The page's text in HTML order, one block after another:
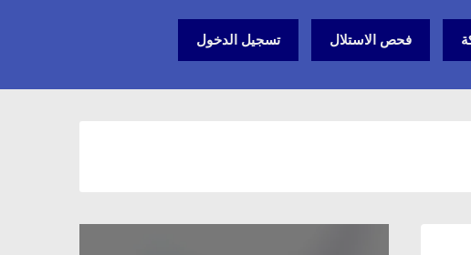
فحص الاستلال تسجيل الدخول